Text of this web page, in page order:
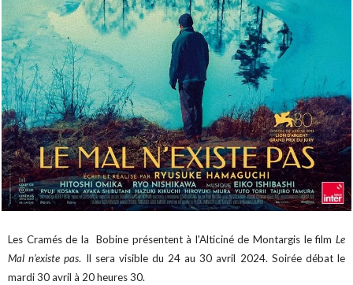
Les Cramés de la Bobine présentent à l'Alticiné de Montargis le film Le
Mal n’existe pas. Il sera visible du 24 au 30 avril 2024. Soirée débat le
mardi 30 avril à 20 heures 30.